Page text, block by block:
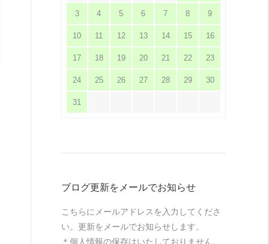
3 4 5 6 7 8 9
10 11 12 13 14 15 16
17 18 19 20 21 22 23
24 25 26 27 28 29 30
31
ブログ更新をメールでお知らせ
こちらにメールアドレスを入力してくださ
い。更新をメールでお知らせします。
＊個人情報の保存はいたしておりません。